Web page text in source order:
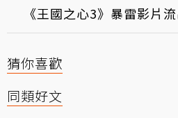
《王國之心3》暴雷影片
猜你喜歡
同類好文